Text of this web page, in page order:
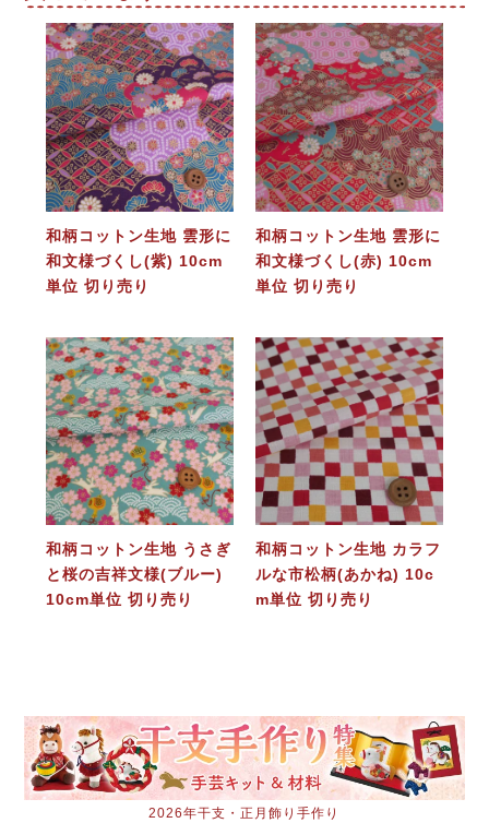
和柄コットン生地 雲形に
和文様づくし(紫) 10cm
単位 切り売り
和柄コットン生地 雲形に
和文様づくし(赤) 10cm
単位 切り売り
和柄コットン生地 うさぎ
と桜の吉祥文様(ブルー)
10cm単位 切り売り
和柄コットン生地 カラフ
ルな市松柄(あかね) 10c
m単位 切り売り
2026年干支・正月飾り手作り